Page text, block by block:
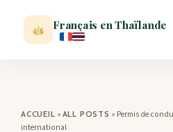
Français en Thaïlande
ACCUEIL » ALL POSTS » Permis de
international